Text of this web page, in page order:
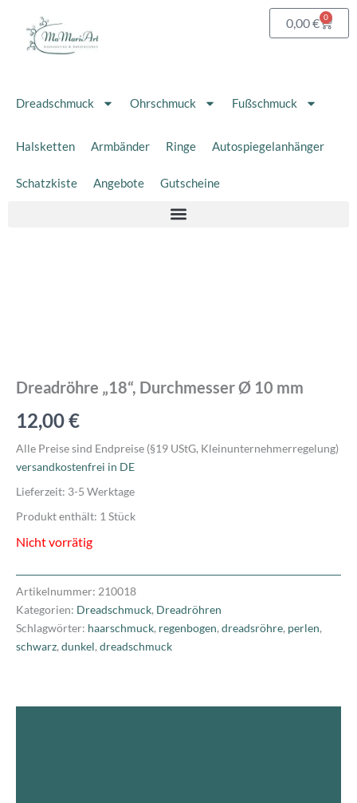
Inhalt
springen
0,00€ 0
Dreadschmuck Ohrschmuck Fußschmuck
Halsketten Armbänder Ringe Autospiegelanhänger
Schatzkiste Angebote Gutscheine
Dreadröhre „18“, Durchmesser Ø 10 mm
12,00€
Alle Preise sind Endpreise (§19 UStG, Kleinunternehmerregelung)
versandkostenfrei in DE
Lieferzeit: 3-5 Werktage
Produkt enthält: 1 Stück
Nicht vorrätig
Artikelnummer: 210018
Kategorien: Dreadschmuck, Dreadröhren
Schlagwörter: haarschmuck, regenbogen, dreadsröhre, perlen,
schwarz, dunkel, dreadschmuck